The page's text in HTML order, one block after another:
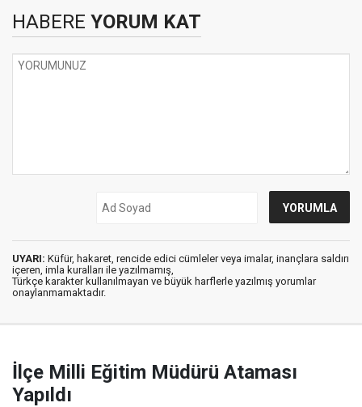
HABERE YORUM KAT
UYARI: Küfür, hakaret, rencide edici cümleler veya imalar, inançlara saldırı
içeren, imla kuralları ile yazılmamış,
Türkçe karakter kullanılmayan ve büyük harflerle yazılmış yorumlar
onaylanmamaktadır.
İlçe Milli Eğitim Müdürü Ataması
Yapıldı